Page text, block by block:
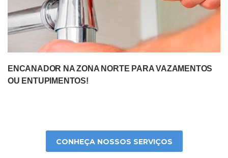
ENCANADOR NA ZONA NORTE PARA VAZAMENTOS
OU ENTUPIMENTOS!
CONHEÇA NOSSOS SERVIÇOS